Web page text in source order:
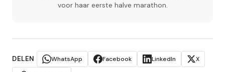
voor haar eerste halve marathon.
DELEN WhatsApp Facebook LinkedIn
X